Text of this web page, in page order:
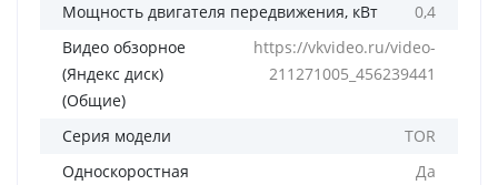
Мощность двигателя передвижения, кВт
0,4
Видео обзорное
(Яндекс диск)
(Общие)
https://vkvideo.ru/video-
211271005_456239441
Серия модели
TOR
Односкоростная
Да